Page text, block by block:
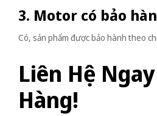
3. Motor có bảo
Có, sản phẩm được bảo hành theo
Liên Hệ
Hàng!